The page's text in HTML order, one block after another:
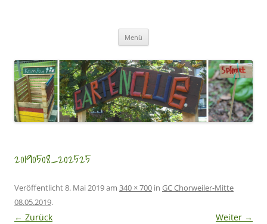
Menü
20190508_202525
Veröffentlicht8. Mai 2019am 340 × 700 in GC Chorweiler-Mitte
08.05.2019.
← Zurück Weiter →